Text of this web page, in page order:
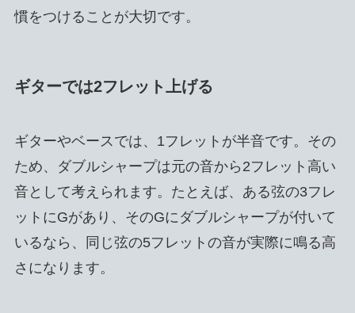
慣をつけることが大切です。
ギターでは2フレット上げる
ギターやベースでは、1フレットが半音です。その
ため、ダブルシャープは元の音から2フレット高い
音として考えられます。たとえば、ある弦の3フレ
ットにGがあり、そのGにダブルシャープが付いて
いるなら、同じ弦の5フレットの音が実際に鳴る高
さになります。